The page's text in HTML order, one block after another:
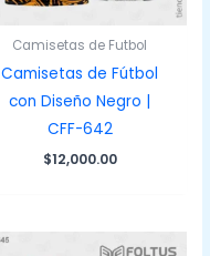
Camisetas de Futbol
Camisetas de Fútbol
con Diseño Negro |
CFF-642
$12,000.00